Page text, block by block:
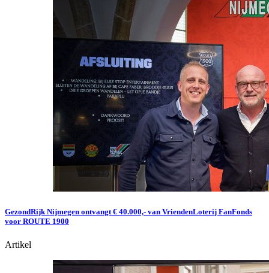
GezondRijk Nijmegen ontvangt € 40.000,- van VriendenLoterij FanFonds
voor ROUTE 1900
Artikel